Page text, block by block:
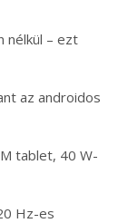
nélkül – ezt
az androidos
tablet, 40 W-
Hz-es